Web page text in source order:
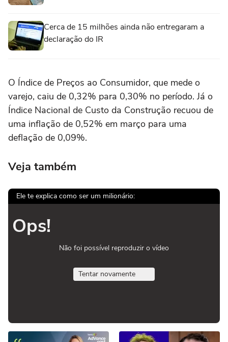
Cerca de 15 milhões ainda não entregaram a
declaração do IR
O Índice de Preços ao Consumidor, que mede o
varejo, caiu de 0,32% para 0,30% no período. Já o
Índice Nacional de Custo da Construção recuou de
uma inflação de 0,52% em março para uma
deflação de 0,09%.
Veja também
Ele te explica como ser um milionário:
Ops!
Não foi possível reproduzir o vídeo
Tentar novamente